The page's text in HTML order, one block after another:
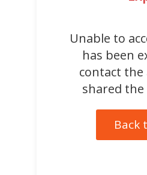
Unable to
has been
contact
shared
Back